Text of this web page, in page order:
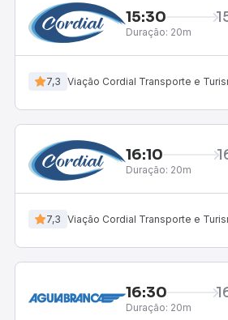
15:30
Duração: 20m
7,3 Viação Cordial Transporte e
16:10
Duração: 20m
7,3 Viação Cordial Transporte e
16:30
Duração: 20m